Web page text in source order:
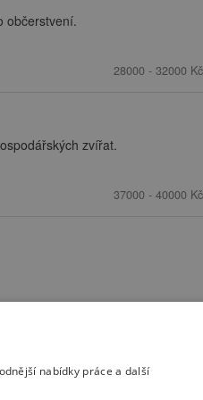
občerstvení.
28000 - 32000
zvířat.
37000 - 40000
nabídky práce a další